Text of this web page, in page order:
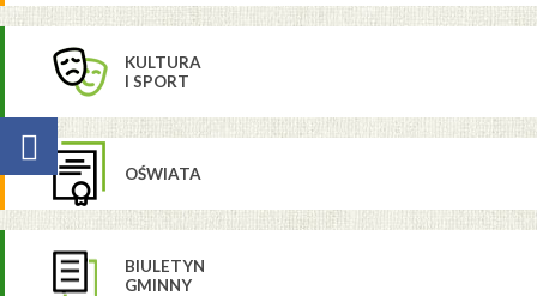
KULTURA
I SPORT
OŚWIATA
BIULETYN
GMINNY